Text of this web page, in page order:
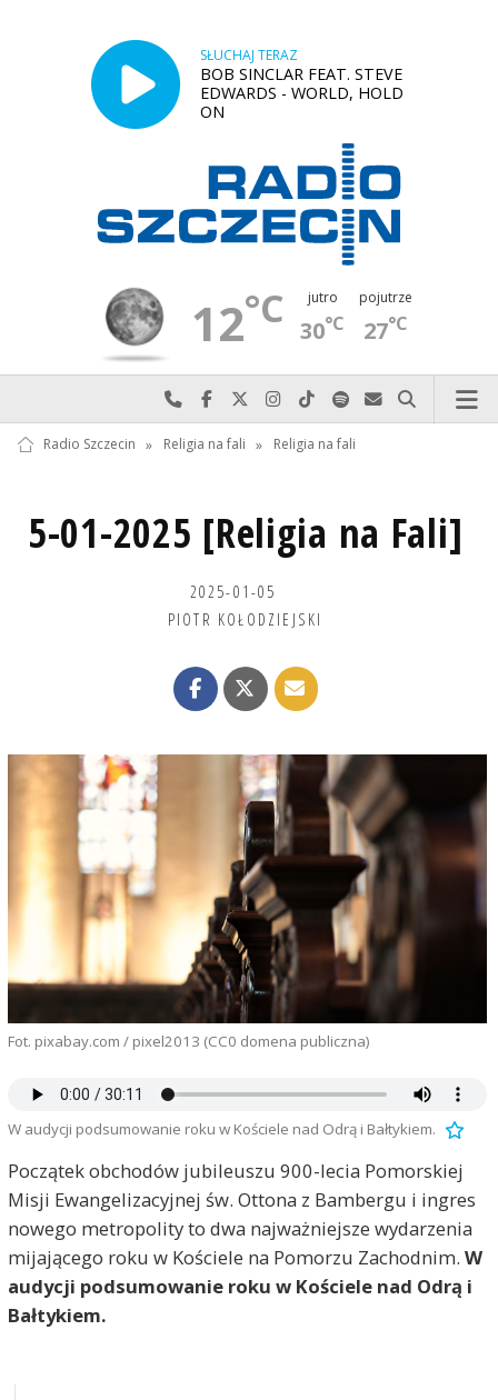
SŁUCHAJ TERAZ
BOB SINCLAR FEAT. STEVE
EDWARDS - WORLD, HOLD
ON
12°C jutro
30°C
pojutrze
27°C
Najlepiej po prostu do nas zadzwoń
Odwiedź nas na Facebook-u
Odwiedź nas na X
Odwiedź nas na Instagram-ie
Odwiedź nas na TikTok-u
Szukaj nas na Spotify
Wyślij do nas
Szukaj
Radio Szczecin » Religia na fali » Religia na fali
5-01-2025 [Religia na Fali]
2025-01-05
PIOTR KOŁODZIEJSKI
Fot. pixabay.com / pixel2013 (CC0 domena publiczna)
W audycji podsumowanie roku w Kościele nad Odrą i Bałtykiem.
Początek obchodów jubileuszu 900-lecia Pomorskiej
Misji Ewangelizacyjnej św. Ottona z Bambergu i ingres
nowego metropolity to dwa najważniejsze wydarzenia
mijającego roku w Kościele na Pomorzu Zachodnim. W
audycji podsumowanie roku w Kościele nad Odrą i
Bałtykiem.